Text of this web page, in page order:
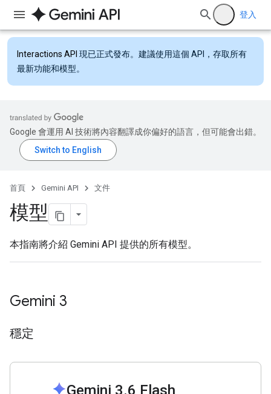
登入
Interactions API 現已正式發布。建議使用這個 API，存取所有
最新功能和模型。
Google 會運用 AI 技術將內容翻譯成你偏好的語言，但可能會出錯。
首頁 Gemini API 文件
模型
本指南將介紹 Gemini API 提供的所有模型。
Gemini 3
穩定
sparkGemini 3.6 Flash